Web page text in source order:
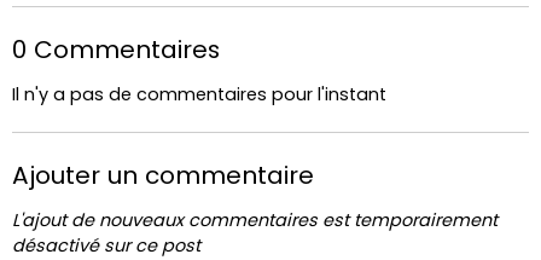
0 Commentaires
Il n'y a pas de commentaires pour l'instant
Ajouter un commentaire
L'ajout de nouveaux commentaires est temporairement
désactivé sur ce post